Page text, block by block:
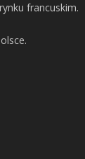
francuskim.